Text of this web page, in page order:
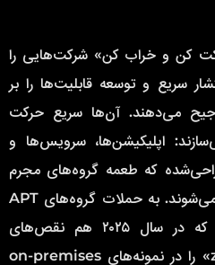
کن و خراب کن» شرکت‌هایی را
سریع و توسعه قابلیت‌ها را بر
می‌دهند. آن‌ها سریع حرکت
اپلیکیشن‌ها، سرویس‌ها و
که طعمه گروه‌های مجرم
سایبری و دولت‌های متخاصم می‌شوند. به حملات گروه‌های APT
مورد حمایت چین فکر کنید که در سال ۲۰۲۵ هم نقص‌های